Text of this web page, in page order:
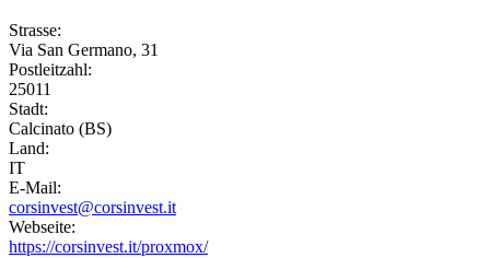
Strasse:
Via San Germano, 31
Postleitzahl:
25011
Stadt:
Calcinato (BS)
Land:
IT
E-Mail:
corsinvest@corsinvest.it
Webseite:
https://corsinvest.it/proxmox/